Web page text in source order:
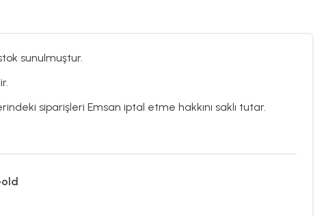
sunulmuştur.
siparişleri Emsan iptal etme hakkını saklı tutar.